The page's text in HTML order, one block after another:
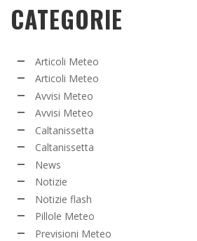
CATEGORIE
Articoli Meteo
Articoli Meteo
Avvisi Meteo
Avvisi Meteo
Caltanissetta
Caltanissetta
News
Notizie
Notizie flash
Pillole Meteo
Previsioni Meteo